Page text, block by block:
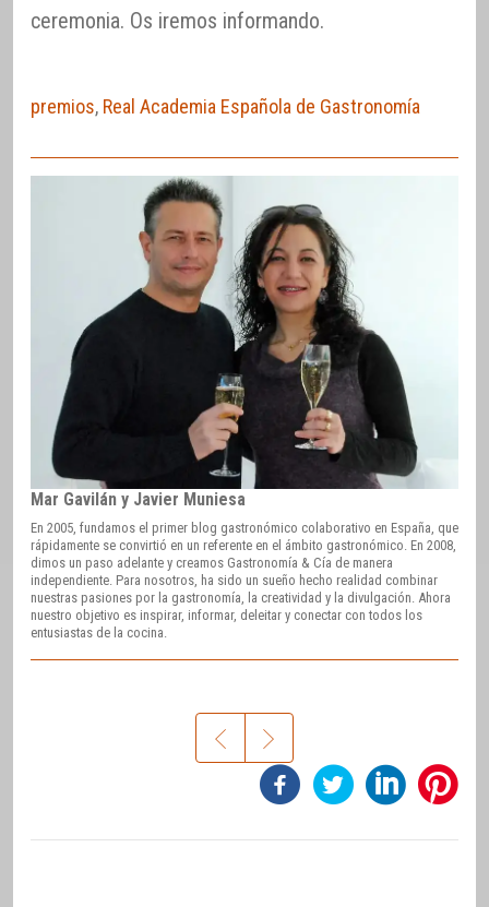
ceremonia. Os iremos informando.
premios, Real Academia Española de Gastronomía
Mar Gavilán y Javier Muniesa
En 2005, fundamos el primer blog gastronómico colaborativo en España, que
rápidamente se convirtió en un referente en el ámbito gastronómico. En 2008,
dimos un paso adelante y creamos Gastronomía & Cía de manera
independiente. Para nosotros, ha sido un sueño hecho realidad combinar
nuestras pasiones por la gastronomía, la creatividad y la divulgación. Ahora
nuestro objetivo es inspirar, informar, deleitar y conectar con todos los
entusiastas de la cocina.